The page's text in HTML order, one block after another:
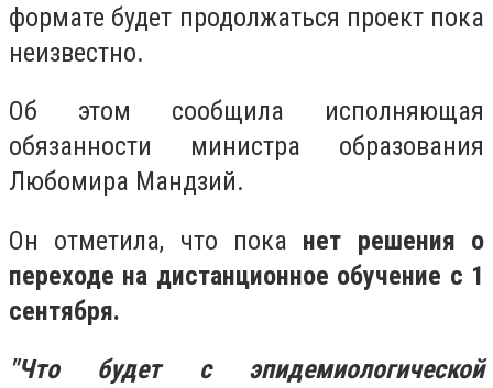
формате будет продолжаться проект пока
неизвестно.
Об этом сообщила исполняющая
обязанности министра образования
Любомира Мандзий.
Он отметила, что пока нет решения о
переходе на дистанционное обучение с 1
сентября.
"Что будет с эпидемиологической